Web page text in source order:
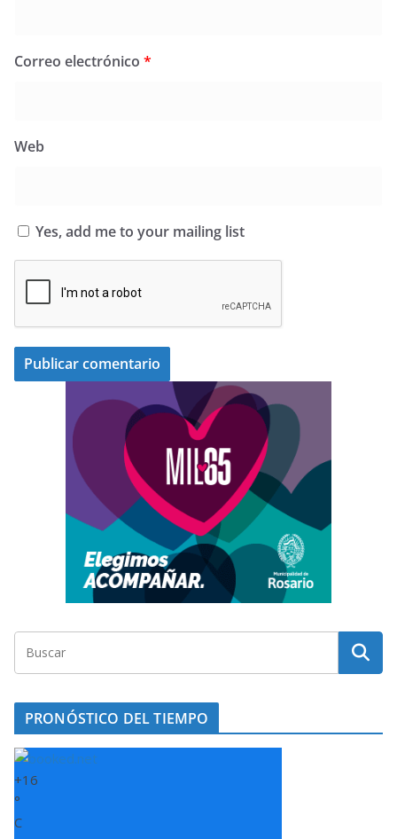
Correo electrónico *
Web
Yes, add me to your mailing list
PRONÓSTICO DEL TIEMPO
+16
°
C